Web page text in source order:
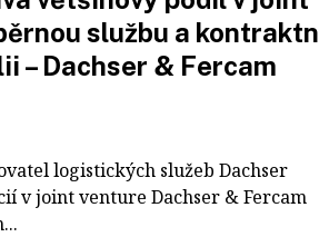
službu a
– Dachser & Fercam
logistických služeb Dachser
v joint venture Dachser & Fercam